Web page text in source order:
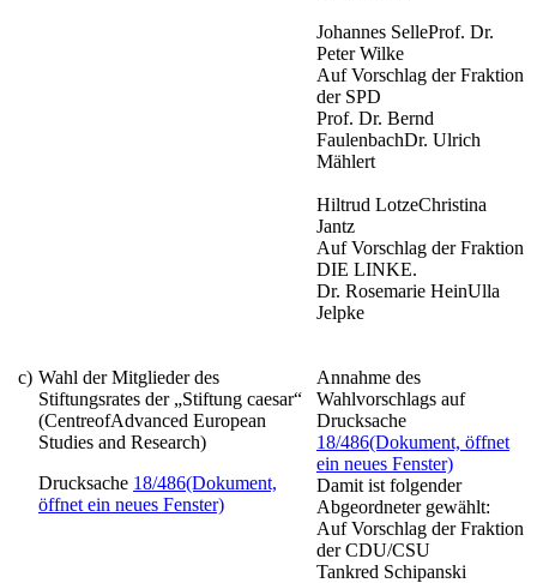
Johannes SelleProf. Dr.
Peter Wilke
Auf Vorschlag der Fraktion
der SPD
Prof. Dr. Bernd
FaulenbachDr. Ulrich
Mählert
Hiltrud LotzeChristina
Jantz
Auf Vorschlag der Fraktion
DIE LINKE.
Dr. Rosemarie HeinUlla
Jelpke
c) Wahl der Mitglieder des
Stiftungsrates der „Stiftung caesar“
(CentreofAdvanced European
Studies and Research)
Drucksache 18/486(Dokument,
öffnet ein neues Fenster)
Annahme des
Wahlvorschlags auf
Drucksache
18/486(Dokument, öffnet
ein neues Fenster)
Damit ist folgender
Abgeordneter gewählt:
Auf Vorschlag der Fraktion
der CDU/CSU
Tankred Schipanski